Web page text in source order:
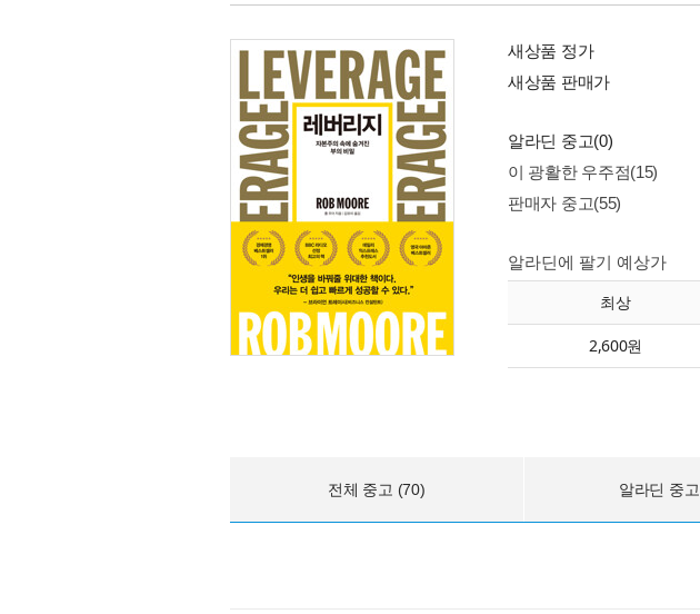
새상품 정가
새상품 판매가
알라딘 중고(0)
이 광활한 우주점(15)
판매자 중고(55)
알라딘에 팔기 예상가
최상
2,600원
전체 중고 (70) 알라딘 중